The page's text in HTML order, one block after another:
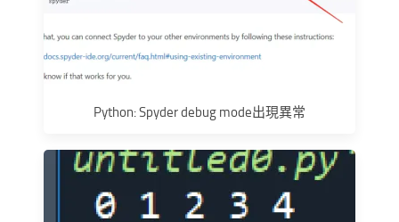
Python: Spyder debug mode出現異常